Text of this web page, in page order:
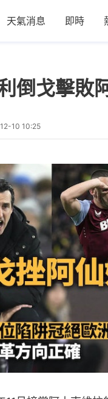
天氣消息 即時
倒戈擊
10 10:25